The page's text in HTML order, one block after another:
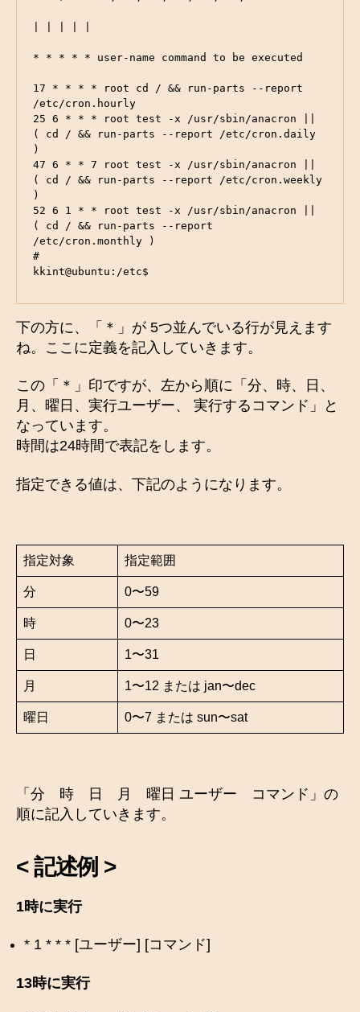
* * * * * user-name command to be executed
17 * * * * root cd / && run-parts --report
/etc/cron.hourly
25 6 * * * root test -x /usr/sbin/anacron ||
( cd / && run-parts --report /etc/cron.daily
)
47 6 * * 7 root test -x /usr/sbin/anacron ||
( cd / && run-parts --report /etc/cron.weekly
)
52 6 1 * * root test -x /usr/sbin/anacron ||
( cd / && run-parts --report
/etc/cron.monthly )
#
kkint@ubuntu:/etc$
下の方に、「＊」が 5つ並んでいる行が見えます
ね。ここに定義を記入していきます。
この「＊」印ですが、左から順に「分、時、日、
月、曜日、実行ユーザー、 実行するコマンド」と
なっています。
時間は24時間で表記をします。
指定できる値は、下記のようになります。
指定対象 指定範囲
分 0〜59
時 0〜23
日 1〜31
月 1〜12 または jan〜dec
曜日 0〜7 または sun〜sat
「分 時 日 月 曜日 ユーザー コマンド」の
順に記入していきます。
<記述例 >
1時に実行
* 1 * * * [ユーザー] [コマンド]
13時に実行